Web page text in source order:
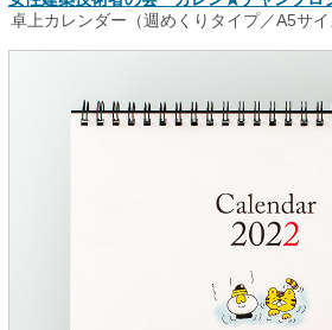
卓上カレンダー（週めくりタイプ／A5サイ